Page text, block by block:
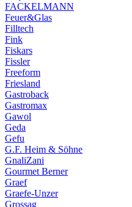
FACKELMANN
Feuer&Glas
Filltech
Fink
Fiskars
Fissler
Freeform
Friesland
Gastroback
Gastromax
Gawol
Geda
Gefu
G.F. Heim & Söhne
GnaliZani
Gourmet Berner
Graef
Graefe-Unzer
Grossag